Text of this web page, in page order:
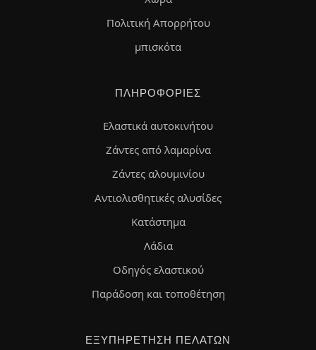
Πολιτική Απορρήτου
μπισκότα
ΠΛΗΡΟΦΟΡΊΕΣ
Ελαστικά αυτοκινήτου
Ζάντες από λαμαρίνα
Ζάντες αλουμινίου
Αντιολισθητικές αλυσίδες
Κατάστημα
Λάδια
Οδηγός ελαστικού
Παράδοση και τοποθέτηση
ΕΞΥΠΗΡΈΤΗΣΗ ΠΕΛΑΤΏΝ